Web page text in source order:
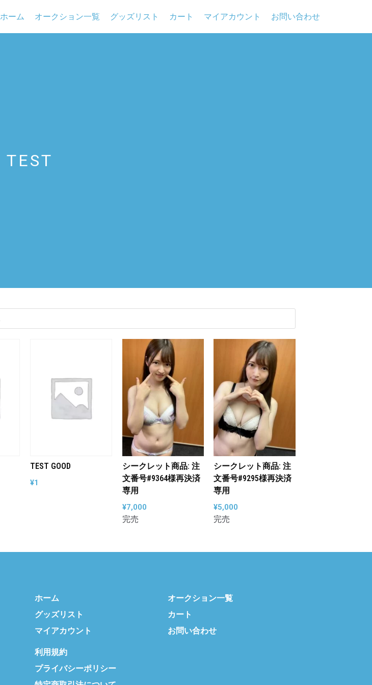
ホーム オークション一覧 グッズリスト カート マイアカウント お問い合わせ
TEST
TEST GOOD
¥1
シークレット商品: 注
文番号#9364様再決済
専用
¥7,000
シークレット商品: 注
文番号#9295様再決済
専用
¥5,000
ホーム
オークション一覧
グッズリスト
カート
マイアカウント
お問い合わせ
利用規約
プライバシーポリシー